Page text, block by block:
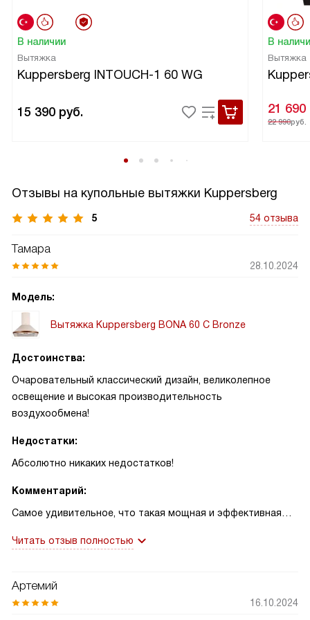
В наличии
Вытяжка
Kuppersberg INTOUCH-1 60 WG
15 390 руб.
В
Вытяжка
21 690
22 990руб.
Отзывы на купольные вытяжки Kuppersberg
5 54 отзыва
Тамара
28.10.2024
Модель:
Вытяжка Kuppersberg BONA 60 C Bronze
Достоинства:
Очаровательный классический дизайн, великолепное
освещение и высокая производительность
воздухообмена!
Недостатки:
Абсолютно никаких недостатков!
Комментарий:
Самое удивительное, что такая мощная и эффективная
Бежевый цвет и окантовка в оттенке бронзы просто
кухни.
Читать отзыв полностью
Артемий
16.10.2024